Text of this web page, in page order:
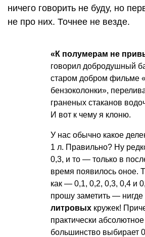
ничего говорить не буду, но
не про них. Точнее не везде.
«К полумерам не
говорил добродушный
старом добром фильме
бензоколонки»,
граненых стаканов
И вот к чему я клоню.
У нас обычно какое
1 л. Правильно? Ну
0,3, и то — только в
время появилось оное.
как — 0,1, 0,2, 0,3, 0,4 и
прошу заметить — нигде
литровых кружек!
практически абсолютное
большинство выбирает